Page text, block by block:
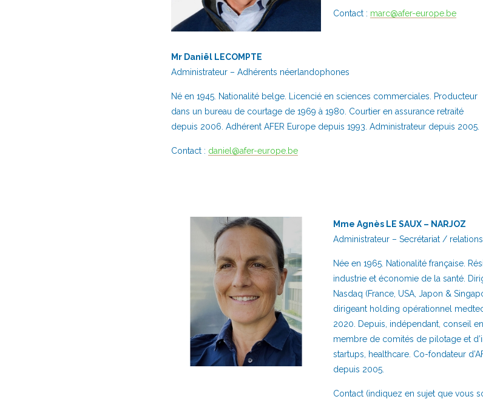
Contact : marc@afer-europe.be
Mr Daniël LECOMPTE
Administrateur – Adhérents néerlandophones
Né en 1945. Nationalité belge. Licencié en sciences commerciales. Producteur
dans un bureau de courtage de 1969 à 1980. Courtier en assurance retraité
depuis 2006. Adhérent AFER Europe depuis 1993. Administrateur depuis 2005.
Contact : daniel@afer-europe.be
Mme Agnès LE SAUX – NARJOZ
Administrateur – Secrétariat /
Née en 1965. Nationalité française.
industrie et économie de la santé.
Nasdaq (France, USA, Japon &
dirigeant holding opérationnel
2020. Depuis, indépendant, conseil
membre de comités de pilotage et
startups, healthcare. Co-fondateur
depuis 2005.
Contact (indiquez en sujet que vous